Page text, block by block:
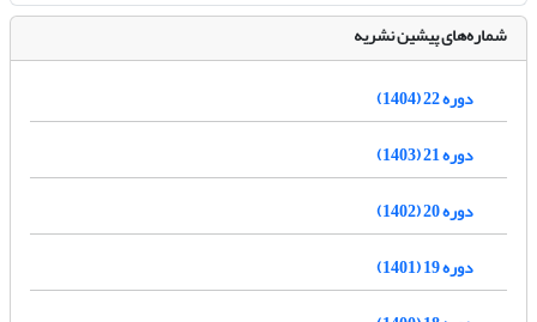
شماره‌های پیشین نشریه
دوره 22 (1404)
دوره 21 (1403)
دوره 20 (1402)
دوره 19 (1401)